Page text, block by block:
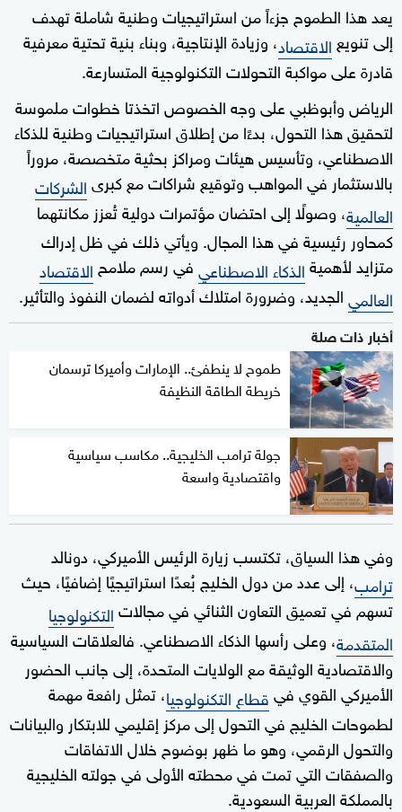
يعد هذا الطموح جزءاً من استراتيجيات وطنية شاملة تهدف
إلى تنويعالاقتصاد، وزيادة الإنتاجية، وبناء بنية تحتية معرفية
قادرة على مواكبة التحولات التكنولوجية المتسارعة.
الرياض وأبوظبي على وجه الخصوص اتخذتا خطوات ملموسة
لتحقيق هذا التحول، بدءًا من إطلاق استراتيجيات وطنية للذكاء
الاصطناعي، وتأسيس هيئات ومراكز بحثية متخصصة، مروراً
بالاستثمار في المواهب وتوقيع شراكات مع كبرىالشركات
العالمية، وصولًا إلى احتضان مؤتمرات دولية تُعزز مكانتهما
كمحاور رئيسية في هذا المجال. ويأتي ذلك في ظل إدراك
متزايد لأهميةالذكاء الاصطناعيفي رسم ملامح الاقتصاد
العالميالجديد، وضرورة امتلاك أدواته لضمان النفوذ والتأثير.
أخبار ذات صلة
طموح لا ينطفئ.. الإمارات وأميركا ترسمان
خريطة الطاقة النظيفة
جولة ترامب الخليجية.. مكاسب سياسية
واقتصادية واسعة
وفي هذا السياق، تكتسب زيارة الرئيس الأميركي، دونالد
ترامب، إلى عدد من دول الخليج بُعدًا استراتيجيًا إضافيًا، حيث
تسهم في تعميق التعاون الثنائي في مجالاتالتكنولوجيا
المتقدمة، وعلى رأسها الذكاء الاصطناعي. فالعلاقات السياسية
والاقتصادية الوثيقة مع الولايات المتحدة، إلى جانب الحضور
الأميركي القوي فيقطاع التكنولوجيا، تمثل رافعة مهمة
لطموحات الخليج في التحول إلى مركز إقليمي للابتكار والبيانات
والتحول الرقمي، وهو ما ظهر بوضوح خلال الاتفاقات
والصفقات التي تمت في محطته الأولى في جولته الخليجية
بالمملكة العربية السعودية.